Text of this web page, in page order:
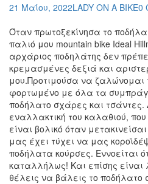
21 Μαΐου, 2022LADY ON A BIKE0
Όταν πρωτοξεκίνησα το
παλιό μου mountain bike Ideal
αρχάριος ποδηλάτης δεν
κρεμασμένες δεξιά και
μου.Προτιμούσα να ζαλώνομαι
φορτωμένο με όλα τα
ποδήλατο σχάρες και τσάντες.
εναλλακτική του καλαθιού,
είναι βολικό όταν
μας έχει τύχει να μας
ποδήλατα κούρσες. Εννοείται
καταλλήλως! Και επίσης
θέλεις να βάλεις το